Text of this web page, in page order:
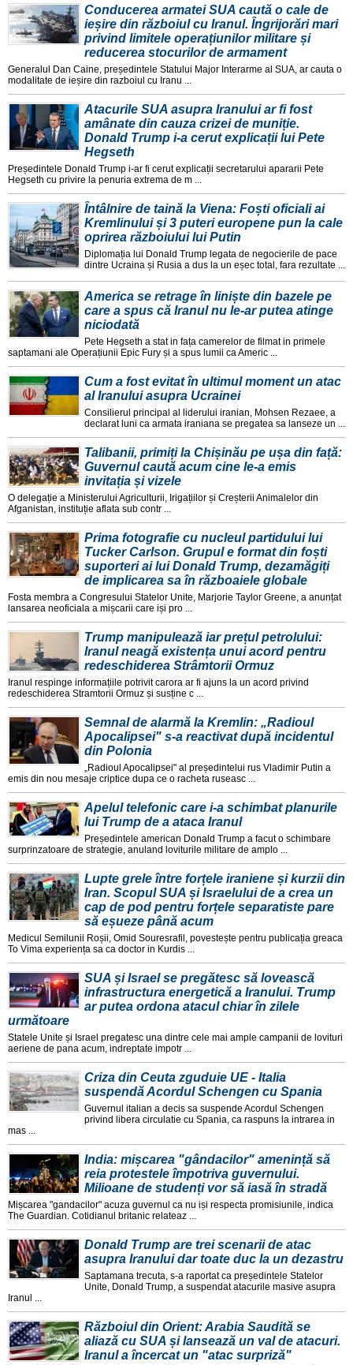
Conducerea armatei SUA caută o cale de
ieșire din războiul cu Iranul. Îngrijorări mari
privind limitele operațiunilor militare și
reducerea stocurilor de armament
Generalul Dan Caine, președintele Statului Major Interarme al SUA, ar cauta o
modalitate de ieșire din razboiul cu Iranu ...
Atacurile SUA asupra Iranului ar fi fost
amânate din cauza crizei de muniție.
Donald Trump i-a cerut explicații lui Pete
Hegseth
Președintele Donald Trump i-ar fi cerut explicații secretarului apararii Pete
Hegseth cu privire la penuria extrema de m ...
Întâlnire de taină la Viena: Foști oficiali ai
Kremlinului și 3 puteri europene pun la cale
oprirea războiului lui Putin
Diplomația lui Donald Trump legata de negocierile de pace
dintre Ucraina și Rusia a dus la un eșec total, fara rezultate ...
America se retrage în liniște din bazele pe
care a spus că Iranul nu le-ar putea atinge
niciodată
Pete Hegseth a stat in fața camerelor de filmat in primele
saptamani ale Operațiunii Epic Fury și a spus lumii ca Americ ...
Cum a fost evitat în ultimul moment un atac
al Iranului asupra Ucrainei
Consilierul principal al liderului iranian, Mohsen Rezaee, a
declarat luni ca armata iraniana se pregatea sa lanseze un ...
Talibanii, primiți la Chișinău pe ușa din față:
Guvernul caută acum cine le-a emis
invitația și vizele
O delegație a Ministerului Agriculturii, Irigațiilor și Creșterii Animalelor din
Afganistan, instituție aflata sub contr ...
Prima fotografie cu nucleul partidului lui
Tucker Carlson. Grupul e format din foști
suporteri ai lui Donald Trump, dezamăgiți
de implicarea sa în războaiele globale
Fosta membra a Congresului Statelor Unite, Marjorie Taylor Greene, a anunțat
lansarea neoficiala a mișcarii care iși pro ...
Trump manipulează iar prețul petrolului:
Iranul neagă existența unui acord pentru
redeschiderea Strâmtorii Ormuz
Iranul respinge informațiile potrivit carora ar fi ajuns la un acord privind
redeschiderea Stramtorii Ormuz și susține c ...
Semnal de alarmă la Kremlin: „Radioul
Apocalipsei" s-a reactivat după incidentul
din Polonia
„Radioul Apocalipsei" al președintelui rus Vladimir Putin a
emis din nou mesaje criptice dupa ce o racheta ruseasc ...
Apelul telefonic care i-a schimbat planurile
lui Trump de a ataca Iranul
Președintele american Donald Trump a facut o schimbare
surprinzatoare de strategie, anuland loviturile militare de amplo ...
Lupte grele între forțele iraniene și kurzii din
Iran. Scopul SUA și Israelului de a crea un
cap de pod pentru forțele separatiste pare
să eșueze până acum
Medicul Semilunii Roșii, Omid Souresrafil, povestește pentru publicația greaca
To Vima experiența sa ca doctor in Kurdis ...
SUA și Israel se pregătesc să lovească
infrastructura energetică a Iranului. Trump
ar putea ordona atacul chiar în zilele
următoare
Statele Unite și Israel pregatesc una dintre cele mai ample campanii de lovituri
aeriene de pana acum, indreptate impotr ...
Criza din Ceuta zguduie UE - Italia
suspendă Acordul Schengen cu Spania
Guvernul italian a decis sa suspende Acordul Schengen
privind libera circulatie cu Spania, ca raspuns la intrarea in
mas ...
India: mișcarea "gândacilor" amenință să
reia protestele împotriva guvernului.
Milioane de studenți vor să iasă în stradă
Mișcarea "gandacilor" acuza guvernul ca nu iși respecta promisiunile, indica
The Guardian. Cotidianul britanic relateaz ...
Donald Trump are trei scenarii de atac
asupra Iranului dar toate duc la un dezastru
Saptamana trecuta, s-a raportat ca președintele Statelor
Unite, Donald Trump, a suspendat atacurile masive asupra
Iranul ...
Războiul din Orient: Arabia Saudită se
aliază cu SUA și lansează un val de atacuri.
Iranul a încercat un "atac surpriză"